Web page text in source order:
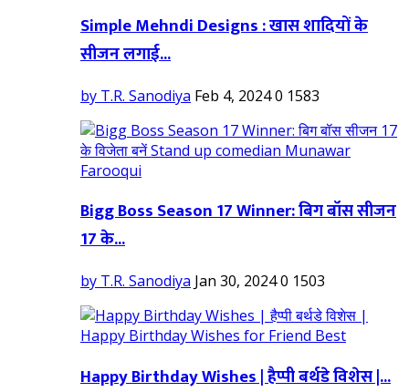
Simple Mehndi Designs : खास शादियों के
सीजन लगाई...
by T.R. Sanodiya Feb 4, 20240 1583
Bigg Boss Season 17 Winner: बिग बॉस सीजन
17 के...
by T.R. Sanodiya Jan 30, 20240 1503
Happy Birthday Wishes | हैप्पी बर्थडे विशेस |...